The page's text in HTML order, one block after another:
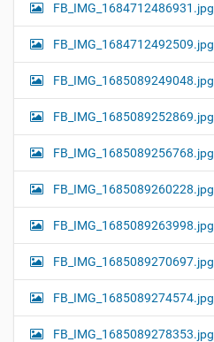
FB_IMG_1684712486931.jpg
FB_IMG_1684712492509.jpg
FB_IMG_1685089249048.jpg
FB_IMG_1685089252869.jpg
FB_IMG_1685089256768.jpg
FB_IMG_1685089260228.jpg
FB_IMG_1685089263998.jpg
FB_IMG_1685089270697.jpg
FB_IMG_1685089274574.jpg
FB_IMG_1685089278353.jpg